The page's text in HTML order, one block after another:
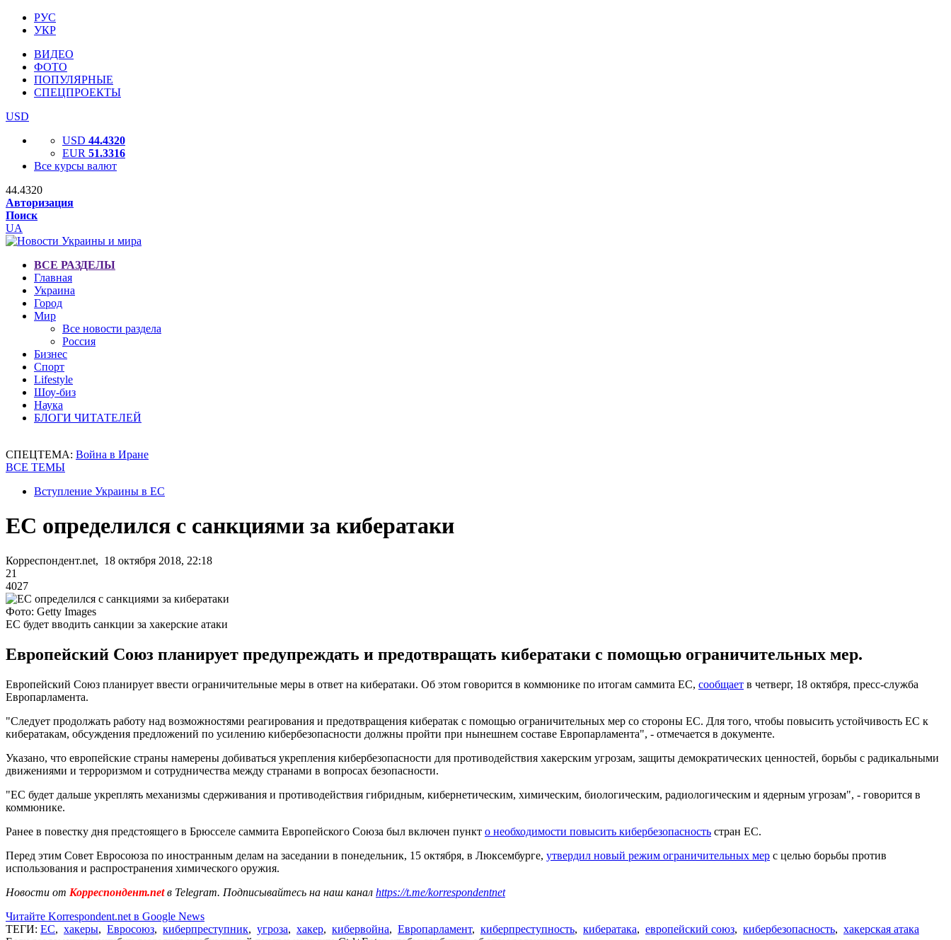
РУС
УКР
ВИДЕО
ФОТО
ПОПУЛЯРНЫЕ
СПЕЦПРОЕКТЫ
USD
USD 44.4320
EUR 51.3316
Все курсы валют
44.4320
Авторизация
Поиск
UA
ВСЕ РАЗДЕЛЫ
Главная
Украина
Город
Мир
Все новости раздела
Россия
Бизнес
Спорт
Lifestyle
Шоу-биз
Наука
БЛОГИ ЧИТАТЕЛЕЙ
СПЕЦТЕМА: Война в Иране
ВСЕ ТЕМЫ
Вступление Украины в ЕС
ЕС определился с санкциями за кибератаки
Корреспондент.net, 18 октября 2018, 22:18
21
4027
Фото: Getty Images
ЕС будет вводить санкции за хакерские атаки
Европейский Союз планирует предупреждать и предотвращать кибератаки с помощью ограничительных мер.
Европейский Союз планирует ввести ограничительные меры в ответ на кибератаки. Об этом говорится в коммюнике по итогам саммита ЕС, сообщает в четверг, 18 октября, пресс-служба
Европарламента.
"Следует продолжать работу над возможностями реагирования и предотвращения кибератак с помощью ограничительных мер со стороны ЕС. Для того, чтобы повысить устойчивость ЕС к
кибератакам, обсуждения предложений по усилению кибербезопасности должны пройти при нынешнем составе Европарламента", - отмечается в документе.
Указано, что европейские страны намерены добиваться укрепления кибербезопасности для противодействия хакерским угрозам, защиты демократических ценностей, борьбы с радикальными
движениями и терроризмом и сотрудничества между странами в вопросах безопасности.
"ЕС будет дальше укреплять механизмы сдерживания и противодействия гибридным, кибернетическим, химическим, биологическим, радиологическим и ядерным угрозам", - говорится в
коммюнике.
Ранее в повестку дня предстоящего в Брюсселе саммита Европейского Союза был включен пункт о необходимости повысить кибербезопасность стран ЕС.
Перед этим Совет Евросоюза по иностранным делам на заседании в понедельник, 15 октября, в Люксембурге, утвердил новый режим ограничительных мер с целью борьбы против
использования и распространения химического оружия.
Новости от Корреспондент.netв Telegram. Подписывайтесь на наш канал https://t.me/korrespondentnet
Читайте Korrespondent.net в Google News
ТЕГИ: ЕС, хакеры, Евросоюз, киберпреступник, угроза, хакер, кибервойна, Европарламент, киберпреступность, кибератака, европейский союз, кибербезопасность, хакерская атака